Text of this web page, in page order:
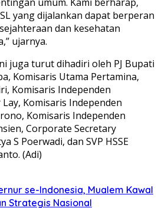
yang dijalankan dapat berperan
dan kesehatan
ujarnya.
juga turut dihadiri oleh PJ Bupati
Komisaris Utama Pertamina,
Komisaris Independen
Komisaris Independen
Komisaris Independen
Corporate Secretary
S Poerwadi, dan SVP HSSE
(Adi)
se-Indonesia, Mualem Kawal
Strategis Nasional